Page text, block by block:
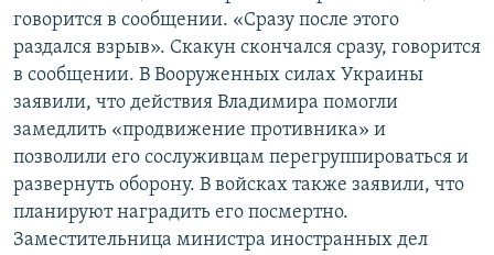
говорится в сообщении. «Сразу после этого
раздался взрыв». Скакун скончался сразу, говорится
в сообщении. В Вооруженных силах Украины
заявили, что действия Владимира помогли
замедлить «продвижение противника» и
позволили его сослуживцам перегруппироваться и
развернуть оборону. В войсках также заявили, что
планируют наградить его посмертно.
Заместительница министра иностранных дел